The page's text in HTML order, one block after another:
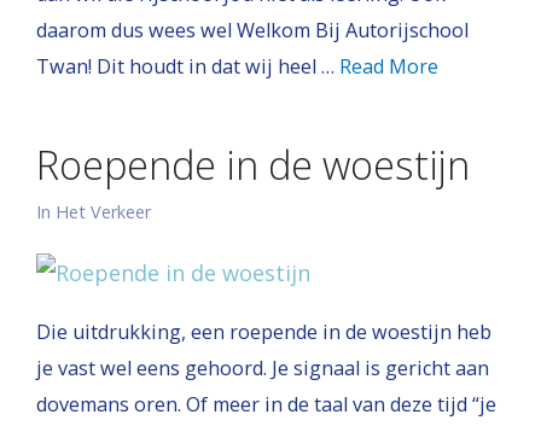
daarom dus wees wel Welkom Bij Autorijschool
Twan! Dit houdt in dat wij heel … Read More
Roepende in de woestijn
In Het Verkeer
Die uitdrukking, een roepende in de woestijn heb
je vast wel eens gehoord. Je signaal is gericht aan
dovemans oren. Of meer in de taal van deze tijd “je